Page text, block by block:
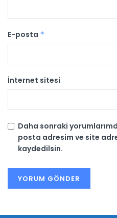
E-posta *
İnternet sitesi
Daha sonraki
posta adresim ve site
kaydedilsin.